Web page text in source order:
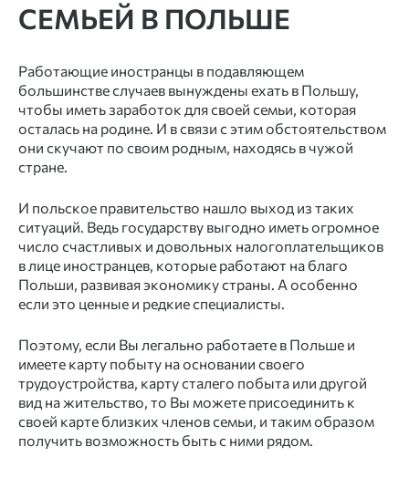
СЕМЬЕЙ В ПОЛЬШЕ
Работающие иностранцы в подавляющем
большинстве случаев вынуждены ехать в Польшу,
чтобы иметь заработок для своей семьи, которая
осталась на родине. И в связи с этим обстоятельством
они скучают по своим родным, находясь в чужой
стране.
И польское правительство нашло выход из таких
ситуаций. Ведь государству выгодно иметь огромное
число счастливых и довольных налогоплательщиков
в лице иностранцев, которые работают на благо
Польши, развивая экономику страны. А особенно
если это ценные и редкие специалисты.
Поэтому, если Вы легально работаете в Польше и
имеете карту побыту на основании своего
трудоустройства, карту сталего побыта или другой
вид на жительство, то Вы можете присоединить к
своей карте близких членов семьи, и таким образом
получить возможность быть с ними рядом.